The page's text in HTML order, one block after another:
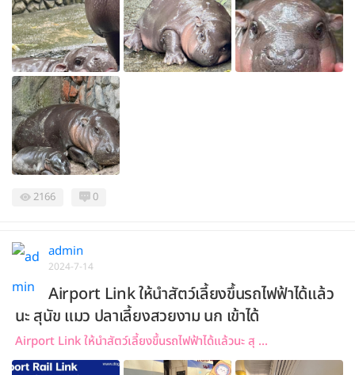
2166 0
admin
2024-7-14
Airport Link ให้นำสัตว์เลี้ยงขึ้นรถไฟฟ้าได้แล้ว
นะ สุนัข แมว ปลาเลี้ยงสวยงาม นก เข้าได้
Airport Link ให้นำสัตว์เลี้ยงขึ้นรถไฟฟ้าได้แล้วนะ สุ ...